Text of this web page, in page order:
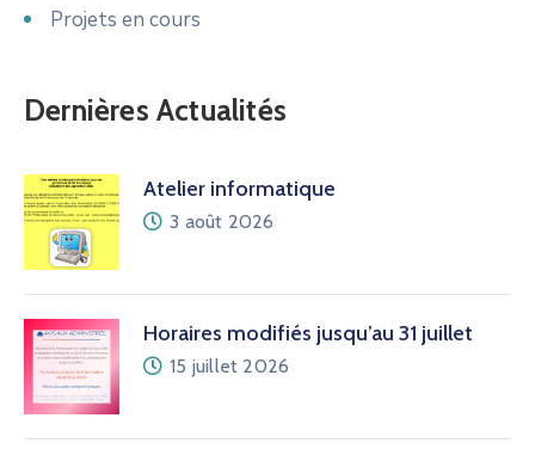
Projets en cours
Dernières Actualités
Atelier informatique
3 août 2026
Horaires modifiés jusqu’au 31 juillet
15 juillet 2026